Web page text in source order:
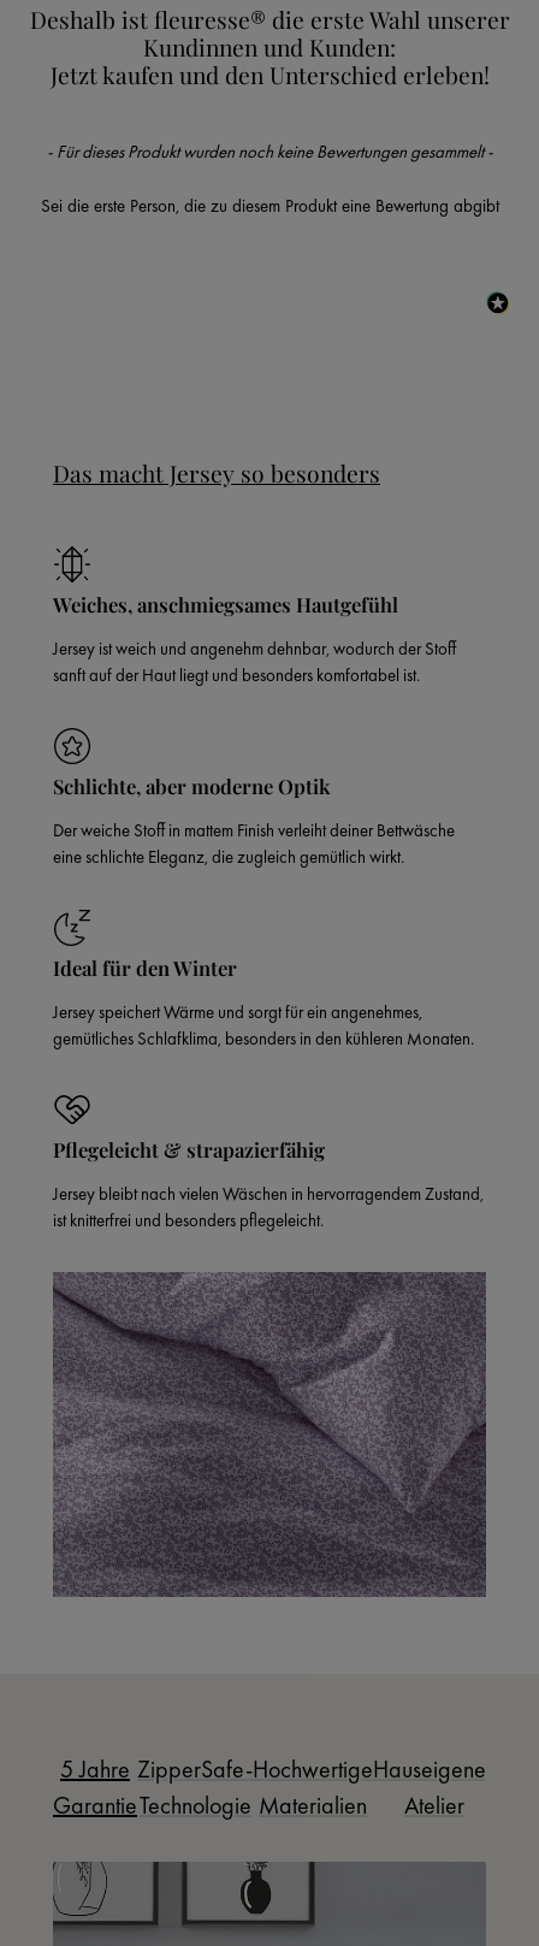
Deshalb ist fleuresse® die erste Wahl unserer
Kundinnen und Kunden:
Jetzt kaufen und den Unterschied erleben!
- Für dieses Produkt wurden noch keine Bewertungen gesammelt -
Sei die erste Person, die zu diesem Produkt eine Bewertung abgibt
New content loaded
Das macht Jersey so besonders
Weiches, anschmiegsames Hautgefühl
Jersey ist weich und angenehm dehnbar, wodurch der Stoff
sanft auf der Haut liegt und besonders komfortabel ist.
Schlichte, aber moderne Optik
Der weiche Stoff in mattem Finish verleiht deiner Bettwäsche
eine schlichte Eleganz, die zugleich gemütlich wirkt.
Ideal für den Winter
Jersey speichert Wärme und sorgt für ein angenehmes,
gemütliches Schlafklima, besonders in den kühleren Monaten.
Pflegeleicht & strapazierfähig
Jersey bleibt nach vielen Wäschen in hervorragendem Zustand,
ist knitterfrei und besonders pflegeleicht.
5 Jahre
Garantie
ZipperSafe-
Technologie
Hochwertige
Materialien
Hauseigenes
Atelier